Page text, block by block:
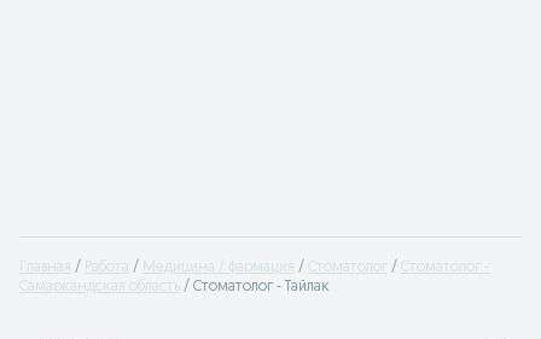
Главная Работа Медицина / фармация Стоматолог
Стоматолог -
Самаркандская область
Стоматолог - Тайлак